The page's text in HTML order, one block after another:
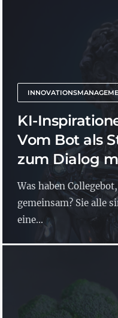
KI-
Vom Bot als
zum Dialog
Was haben
gemeinsam? Sie alle
eine...